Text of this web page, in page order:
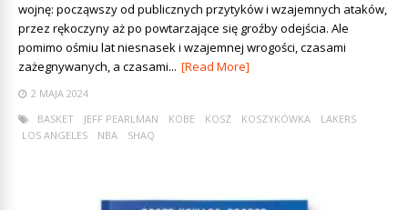
wojnę: począwszy od publicznych przytyków i wzajemnych ataków,
przez rękoczyny aż po powtarzające się groźby odejścia. Ale
pomimo ośmiu lat niesnasek i wzajemnej wrogości, czasami
zażegnywanych, a czasami... [Read More]
2 MAJA 2024
BASKET
JEFF PEARLMAN KOBE KOSZ KOSZYKÓWKA
LAKERS
LOS ANGELES
NBA SHAQ